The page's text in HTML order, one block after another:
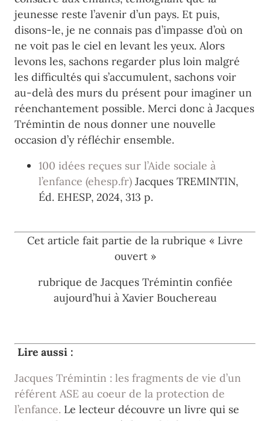
jeunesse reste l’avenir d’un pays. Et puis,
disons-le, je ne connais pas d’impasse d’où on
ne voit pas le ciel en levant les yeux. Alors
levons les, sachons regarder plus loin malgré
les difficultés qui s’accumulent, sachons voir
au-delà des murs du présent pour imaginer un
réenchantement possible. Merci donc à Jacques
Trémintin de nous donner une nouvelle
occasion d’y réfléchir ensemble.
100 idées reçues sur l’Aide sociale à
l’enfance (ehesp.fr) Jacques TREMINTIN,
Éd. EHESP, 2024, 313 p.
Cet article fait partie de la rubrique « Livre
ouvert »
rubrique de Jacques Trémintin confiée
aujourd’hui à Xavier Bouchereau
Lire aussi :
Jacques Trémintin : les fragments de vie d’un
référent ASE au coeur de la protection de
l’enfance. Le lecteur découvre un livre qui se